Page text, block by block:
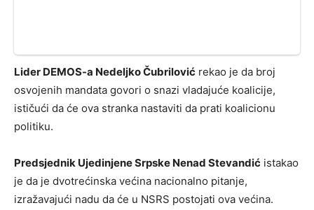
Lider DEMOS-a Nedeljko Čubrilović rekao je da broj
osvojenih mandata govori o snazi vladajuće koalicije,
ističući da će ova stranka nastaviti da prati koalicionu
politiku.
Predsjednik Ujedinjene Srpske Nenad Stevandić istakao
je da je dvotrećinska većina nacionalno pitanje,
izražavajući nadu da će u NSRS postojati ova većina.